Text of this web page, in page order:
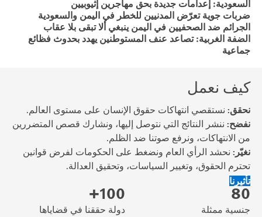
السعودية: إعدامات جديدة بحق مهاجرين إثيوبيين
ضربات جوية تعرّض المدنيين للخطر في اليمن والسعودية
الجرائم ضد الصحفيين في اليمن ينبغي ألا تبقى بلا عقاب
الضفة الغربية: تصاعد عنف المستوطنين يهدد بحدوث فظائع
جماعية
كيف نعمل
نحقق: نستقصي انتهاكات حقوق الإنسان على مستوى العالم.
نفضح: ننشر النتائج التي نتوصل إليها، ونشارك قصص المتضررين
من الانتهاكات، ونرفع صوتنا ضد الظلم.
نغيّر: نحشد الرأي العام ونضغط على الحكومات لفرض قوانين
تحترم الحقوق، وتغيير السياسات، وتحقيق العدالة.
تأثيرنا
80
جنسية ممثلة
100+
دولة حققنا في قضاياها